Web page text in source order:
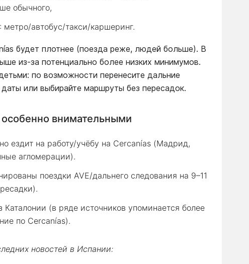
обычного,
метро/автобус/такси/каршеринг.
будет плотнее (поезда реже, людей больше). В
из-за потенциально более низких минимумов.
по возможности перенесите дальние
или выбирайте маршруты без пересадок.
внимательными
ездит на работу/учёбу на Cercanías (Мадрид,
агломерации).
поездки AVE/дальнего следования на 9–11
Каталонии (в ряде источников упоминается более
по Cercanías).
новостей в Испании: